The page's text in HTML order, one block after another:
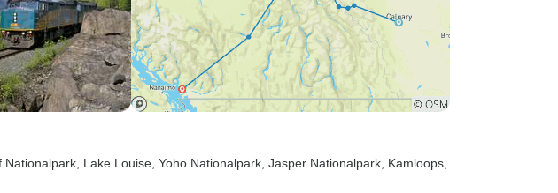
Nationalpark , Lake Louise , Yoho Nationalpark , Jasper Nationalpark , Kamloops